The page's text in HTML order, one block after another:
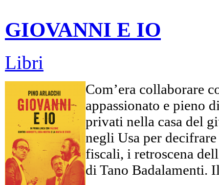
GIOVANNI E IO
Libri
Com’era collaborare
appassionato e pieno
privati nella casa del
negli Usa per
fiscali, i retroscena
di Tano Badalamenti.